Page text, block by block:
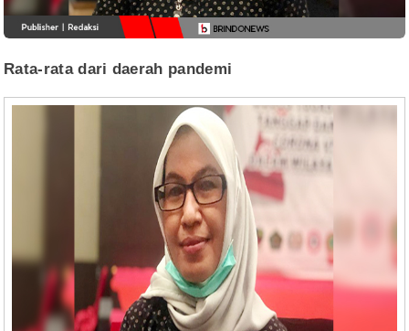
Rata-rata dari daerah pandemi